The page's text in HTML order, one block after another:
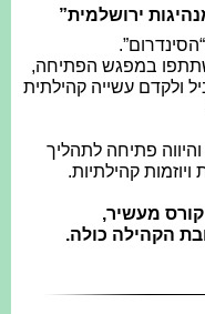
ירושלמית”
השתתפו במפגש הפתיחה,
ולקדם עשייה קהילתית
פתיחה לתהליך
קהילתיות.
מעשיר,
הקהילה כולה.